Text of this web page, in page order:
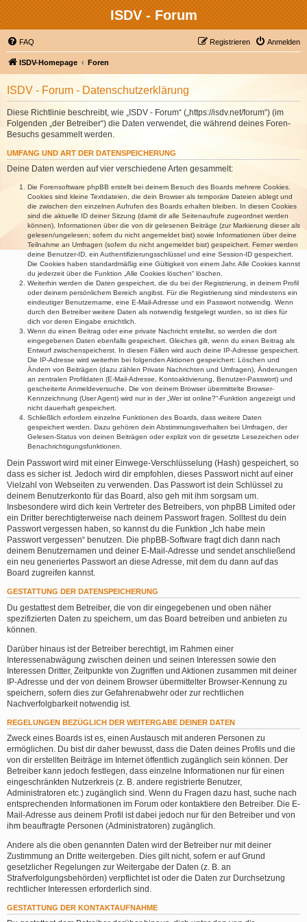
ISDV - Forum
FAQ Anmelden
Registrieren
ISDV-Homepage Foren
ISDV - Forum - Datenschutzerklärung
Diese Richtlinie beschreibt, wie „ISDV - Forum“ („https://isdv.net/forum“) (im
Folgenden „der Betreiber“) die Daten verwendet, die während deines Foren-
Besuchs gesammelt werden.
UMFANG UND ART DER DATENSPEICHERUNG
Deine Daten werden auf vier verschiedene Arten gesammelt:
Die Forensoftware phpBB erstellt bei deinem Besuch des Boards mehrere Cookies.
Cookies sind kleine Textdateien, die dein Browser als temporäre Dateien ablegt und
die zwischen den einzelnen Aufrufen des Boards erhalten bleiben. In diesen Cookies
sind die aktuelle ID deiner Sitzung (damit dir alle Seitenaufrufe zugeordnet werden
können), Informationen über die von dir gelesenen Beiträge (zur Markierung dieser als
gelesen/ungelesen; sofern du nicht angemeldet bist) sowie Informationen über deine
Teilnahme an Umfragen (sofern du nicht angemeldet bist) gespeichert. Ferner werden
deine Benutzer-ID, ein Authentifizierungsschlüssel und eine Session-ID gespeichert.
Die Cookies haben standardmäßig eine Gültigkeit von einem Jahr. Alle Cookies kannst
du jederzeit über die Funktion „Alle Cookies löschen“ löschen.
Weiterhin werden die Daten gespeichert, die du bei der Registrierung, in deinem Profil
oder deinem persönlichem Bereich angibst. Für die Registrierung sind mindestens ein
eindeutiger Benutzername, eine E-Mail-Adresse und ein Passwort notwendig. Wenn
durch den Betreiber weitere Daten als notwendig festgelegt wurden, so ist dies für
dich vor deren Eingabe ersichtlich.
Wenn du einen Beitrag oder eine private Nachricht erstellst, so werden die dort
eingegebenen Daten ebenfalls gespeichert. Gleiches gilt, wenn du einen Beitrag als
Entwurf zwischenspeicherst. In diesen Fällen wird auch deine IP-Adresse gespeichert.
Die IP-Adresse wird weiterhin bei folgenden Aktionen gespeichert: Löschen und
Ändern von Beiträgen (dazu zählen Private Nachrichten und Umfragen), Änderungen
an zentralen Profildaten (E-Mail-Adresse, Kontoaktivierung, Benutzer-Passwort) und
gescheiterte Anmeldeversuche. Die von deinem Browser übermittelte Browser-
Kennzeichnung (User Agent) wird nur in der „Wer ist online?“-Funktion angezeigt und
nicht dauerhaft gespeichert.
Schließlich erfordern einzelne Funktionen des Boards, dass weitere Daten
gespeichert werden. Dazu gehören dein Abstimmungsverhalten bei Umfragen, der
Gelesen-Status von deinen Beiträgen oder explizit von dir gesetzte Lesezeichen oder
Benachrichtigungsfunktionen.
Dein Passwort wird mit einer Einwege-Verschlüsselung (Hash) gespeichert, so
dass es sicher ist. Jedoch wird dir empfohlen, dieses Passwort nicht auf einer
Vielzahl von Webseiten zu verwenden. Das Passwort ist dein Schlüssel zu
deinem Benutzerkonto für das Board, also geh mit ihm sorgsam um.
Insbesondere wird dich kein Vertreter des Betreibers, von phpBB Limited oder
ein Dritter berechtigterweise nach deinem Passwort fragen. Solltest du dein
Passwort vergessen haben, so kannst du die Funktion „Ich habe mein
Passwort vergessen“ benutzen. Die phpBB-Software fragt dich dann nach
deinem Benutzernamen und deiner E-Mail-Adresse und sendet anschließend
ein neu generiertes Passwort an diese Adresse, mit dem du dann auf das
Board zugreifen kannst.
GESTATTUNG DER DATENSPEICHERUNG
Du gestattest dem Betreiber, die von dir eingegebenen und oben näher
spezifizierten Daten zu speichern, um das Board betreiben und anbieten zu
können.
Darüber hinaus ist der Betreiber berechtigt, im Rahmen einer
Interessenabwägung zwischen deinen und seinen Interessen sowie den
Interessen Dritter, Zeitpunkte von Zugriffen und Aktionen zusammen mit deiner
IP-Adresse und der von deinem Browser übermittelter Browser-Kennung zu
speichern, sofern dies zur Gefahrenabwehr oder zur rechtlichen
Nachverfolgbarkeit notwendig ist.
REGELUNGEN BEZÜGLICH DER WEITERGABE DEINER DATEN
Zweck eines Boards ist es, einen Austausch mit anderen Personen zu
ermöglichen. Du bist dir daher bewusst, dass die Daten deines Profils und die
von dir erstellten Beiträge im Internet öffentlich zugänglich sein können. Der
Betreiber kann jedoch festlegen, dass einzelne Informationen nur für einen
eingeschränkten Nutzerkreis (z. B. andere registrierte Benutzer,
Administratoren etc.) zugänglich sind. Wenn du Fragen dazu hast, suche nach
entsprechenden Informationen im Forum oder kontaktiere den Betreiber. Die E-
Mail-Adresse aus deinem Profil ist dabei jedoch nur für den Betreiber und von
ihm beauftragte Personen (Administratoren) zugänglich.
Andere als die oben genannten Daten wird der Betreiber nur mit deiner
Zustimmung an Dritte weitergeben. Dies gilt nicht, sofern er auf Grund
gesetzlicher Regelungen zur Weitergabe der Daten (z. B. an
Strafverfolgungsbehörden) verpflichtet ist oder die Daten zur Durchsetzung
rechtlicher Interessen erforderlich sind.
GESTATTUNG DER KONTAKTAUFNAHME